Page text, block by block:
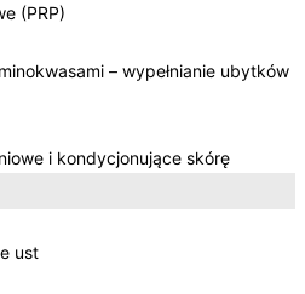
(PRP)
– wypełnianie ubytków
i kondycjonujące skórę
ust